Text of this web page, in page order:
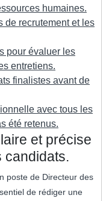
humaines.
de recrutement et les
pour évaluer les
entretiens.
finalistes avant de
avec tous les
été retenus.
et précise
candidats.
poste de Directeur des
de rédiger une